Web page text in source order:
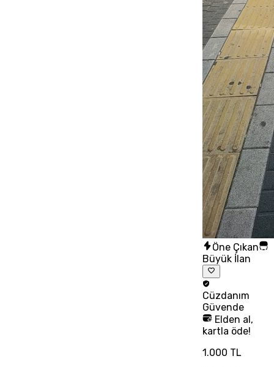
Öne Çıkan
Büyük İlan
Cüzdanım
Güvende
Elden al,
kartla öde!
1.000 TL